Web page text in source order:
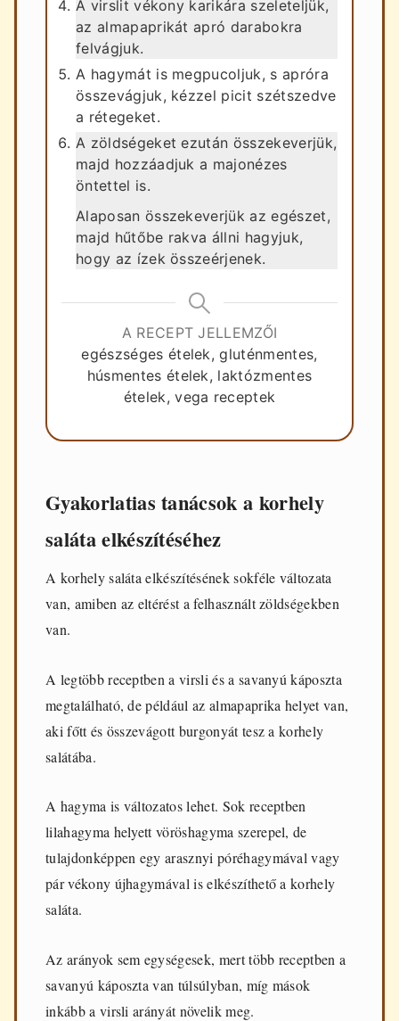
A virslit vékony karikára szeleteljük,
az almapaprikát apró darabokra
felvágjuk.
A hagymát is megpucoljuk, s apróra
összevágjuk, kézzel picit szétszedve
a rétegeket.
A zöldségeket ezután összekeverjük,
majd hozzáadjuk a majonézes
öntettel is.
Alaposan összekeverjük az egészet,
majd hűtőbe rakva állni hagyjuk,
hogy az ízek összeérjenek.
A RECEPT JELLEMZŐI
egészséges ételek, gluténmentes,
húsmentes ételek, laktózmentes
ételek, vega receptek
Gyakorlatias tanácsok a korhely
saláta elkészítéséhez
A korhely saláta elkészítésének sokféle változata
van, amiben az eltérést a felhasznált zöldségekben
van.
A legtöbb receptben a virsli és a savanyú káposzta
megtalálható, de például az almapaprika helyet van,
aki főtt és összevágott burgonyát tesz a korhely
salátába.
A hagyma is változatos lehet. Sok receptben
lilahagyma helyett vöröshagyma szerepel, de
tulajdonképpen egy arasznyi póréhagymával vagy
pár vékony újhagymával is elkészíthető a korhely
saláta.
Az arányok sem egységesek, mert több receptben a
savanyú káposzta van túlsúlyban, míg mások
inkább a virsli arányát növelik meg.